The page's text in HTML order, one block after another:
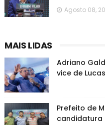
Agosto 08,
MAIS LIDAS
Adriano
vice de
Prefeito de
candidatura